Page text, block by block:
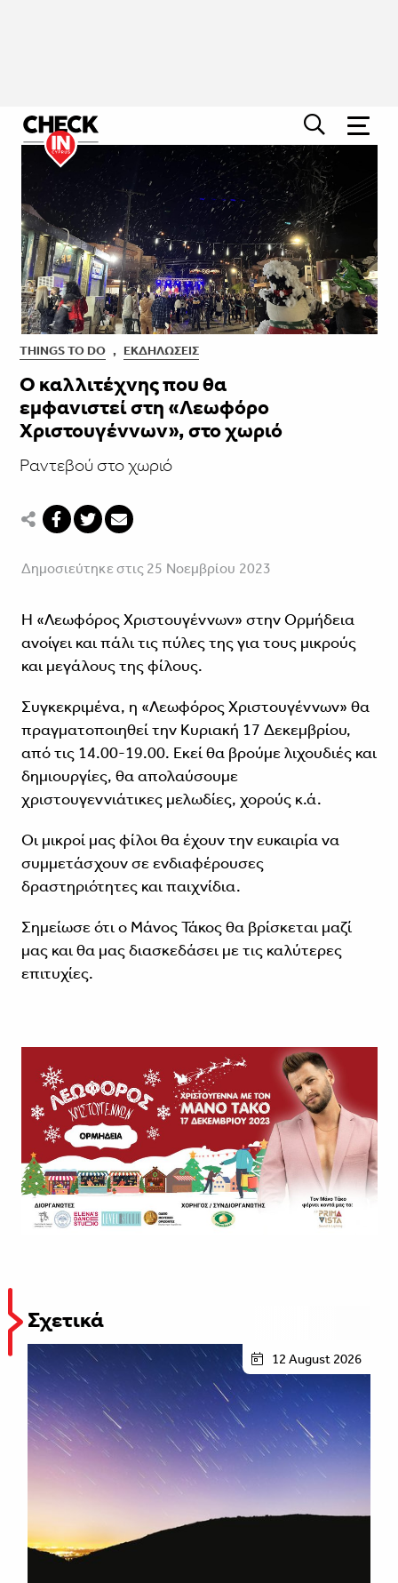
THINGS TO DO , ΕΚΔΗΛΏΣΕΙΣ
Ο καλλιτέχνης που θα
εμφανιστεί στη «Λεωφόρο
Χριστουγέννων», στο χωριό
Ραντεβού στο χωριό
Δημοσιεύτηκε στις 25 Νοεμβρίου 2023
Η «Λεωφόρος Χριστουγέννων» στην Ορμήδεια
ανοίγει και πάλι τις πύλες της για τους μικρούς
και μεγάλους της φίλους.
Συγκεκριμένα, η «Λεωφόρος Χριστουγέννων» θα
πραγματοποιηθεί την Κυριακή 17 Δεκεμβρίου,
από τις 14.00-19.00. Εκεί θα βρούμε λιχουδιές και
δημιουργίες, θα απολαύσουμε
χριστουγεννιάτικες μελωδίες, χορούς κ.ά.
Οι μικροί μας φίλοι θα έχουν την ευκαιρία να
συμμετάσχουν σε ενδιαφέρουσες
δραστηριότητες και παιχνίδια.
Σημείωσε ότι ο Μάνος Τάκος θα βρίσκεται μαζί
μας και θα μας διασκεδάσει με τις καλύτερες
επιτυχίες.
Σχετικά
12 August 2026